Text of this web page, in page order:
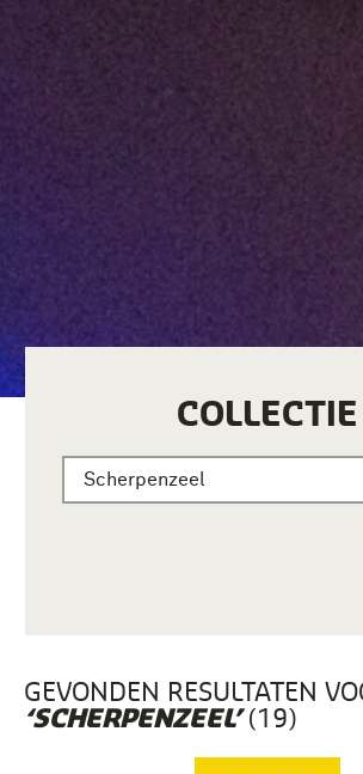
COLLECTIE
GEVONDEN RESULTATEN
‘SCHERPENZEEL’(19)